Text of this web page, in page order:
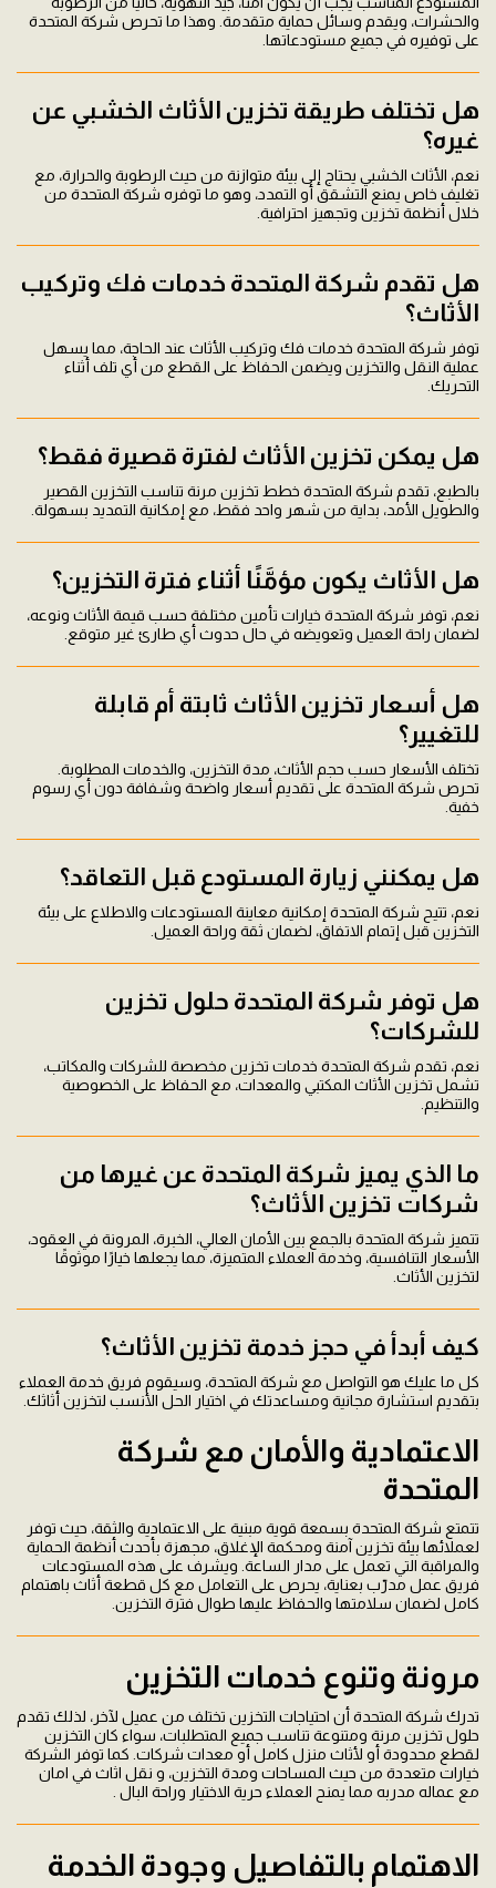
والحشرات، ويقدم وسائل حماية متقدمة. وهذا ما تحرص شركة المتحدة
على توفيره في جميع مستودعاتها.
هل تختلف طريقة تخزين الأثاث الخشبي عن
غيره؟
نعم، الأثاث الخشبي يحتاج إلى بيئة متوازنة من حيث الرطوبة والحرارة، مع
تغليف خاص يمنع التشقق أو التمدد، وهو ما توفره شركة المتحدة من
خلال أنظمة تخزين وتجهيز احترافية.
هل تقدم شركة المتحدة خدمات فك وتركيب
الأثاث؟
توفر شركة المتحدة خدمات فك وتركيب الأثاث عند الحاجة، مما يسهل
عملية النقل والتخزين ويضمن الحفاظ على القطع من أي تلف أثناء
التحريك.
هل يمكن تخزين الأثاث لفترة قصيرة فقط؟
بالطبع، تقدم شركة المتحدة خطط تخزين مرنة تناسب التخزين القصير
والطويل الأمد، بداية من شهر واحد فقط، مع إمكانية التمديد بسهولة.
هل الأثاث يكون مؤمَّنًا أثناء فترة التخزين؟
نعم، توفر شركة المتحدة خيارات تأمين مختلفة حسب قيمة الأثاث ونوعه،
لضمان راحة العميل وتعويضه في حال حدوث أي طارئ غير متوقع.
هل أسعار تخزين الأثاث ثابتة أم قابلة
للتغيير؟
تختلف الأسعار حسب حجم الأثاث، مدة التخزين، والخدمات المطلوبة.
تحرص شركة المتحدة على تقديم أسعار واضحة وشفافة دون أي رسوم
خفية.
هل يمكنني زيارة المستودع قبل التعاقد؟
نعم، تتيح شركة المتحدة إمكانية معاينة المستودعات والاطلاع على بيئة
التخزين قبل إتمام الاتفاق، لضمان ثقة وراحة العميل.
هل توفر شركة المتحدة حلول تخزين
للشركات؟
نعم، تقدم شركة المتحدة خدمات تخزين مخصصة للشركات والمكاتب،
تشمل تخزين الأثاث المكتبي والمعدات، مع الحفاظ على الخصوصية
والتنظيم.
ما الذي يميز شركة المتحدة عن غيرها من
شركات تخزين الأثاث؟
تتميز شركة المتحدة بالجمع بين الأمان العالي، الخبرة، المرونة في العقود،
الأسعار التنافسية، وخدمة العملاء المتميزة، مما يجعلها خيارًا موثوقًا
لتخزين الأثاث.
كيف أبدأ في حجز خدمة تخزين الأثاث؟
كل ما عليك هو التواصل مع شركة المتحدة، وسيقوم فريق خدمة العملاء
بتقديم استشارة مجانية ومساعدتك في اختيار الحل الأنسب لتخزين أثاثك.
الاعتمادية والأمان مع شركة
المتحدة
تتمتع شركة المتحدة بسمعة قوية مبنية على الاعتمادية والثقة، حيث توفر
لعملائها بيئة تخزين آمنة ومحكمة الإغلاق، مجهزة بأحدث أنظمة الحماية
والمراقبة التي تعمل على مدار الساعة. ويشرف على هذه المستودعات
فريق عمل مدرّب بعناية، يحرص على التعامل مع كل قطعة أثاث باهتمام
كامل لضمان سلامتها والحفاظ عليها طوال فترة التخزين.
مرونة وتنوع خدمات التخزين
تدرك شركة المتحدة أن احتياجات التخزين تختلف من عميل لآخر، لذلك تقدم
حلول تخزين مرنة ومتنوعة تناسب جميع المتطلبات، سواء كان التخزين
لقطع محدودة أو لأثاث منزل كامل أو معدات شركات. كما توفر الشركة
خيارات متعددة من حيث المساحات ومدة التخزين، و نقل اثاث في امان
مع عماله مدربه مما يمنح العملاء حرية الاختيار وراحة البال .
الاهتمام بالتفاصيل وجودة الخدمة